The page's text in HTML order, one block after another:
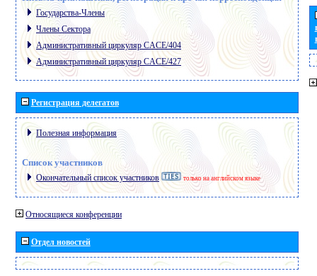
Государства-Члены
Члены Сектора
Административный циркуляр CACE/404
Административный циркуляр CACE/427
Регистрация делегатов
Полезная информация
Список участников
Окончательный список участников только на английском языке
Относящиеся конференции
Отдел новостей